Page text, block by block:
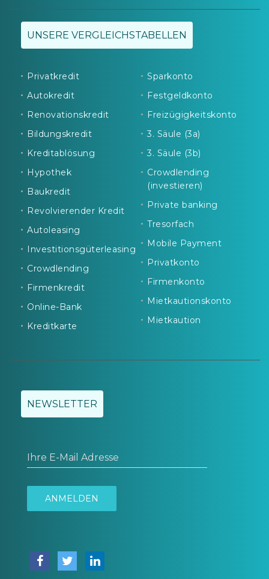
UNSERE VERGLEICHSTABELLEN
Privatkredit
Autokredit
Renovationskredit
Bildungskredit
Kreditablösung
Hypothek
Baukredit
Revolvierender Kredit
Autoleasing
Investitionsgüterleasing
Crowdlending
Firmenkredit
Online-Bank
Kreditkarte
Sparkonto
Festgeldkonto
Freizügigkeitskonto
3. Säule (3a)
3. Säule (3b)
Crowdlending
(investieren)
Private banking
Tresorfach
Mobile Payment
Privatkonto
Firmenkonto
Mietkautionskonto
Mietkaution
NEWSLETTER
Ihre E-Mail Adresse
ANMELDEN